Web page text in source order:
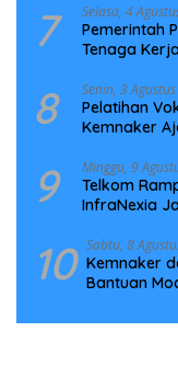
7 Selasa, 4
Pemerintah
Tenaga
8 Senin, 3
Pelatihan
Kemnaker
9 Minggu, 9
Telkom
InfraNexia
10 Sabtu, 8
Kemnaker
Bantuan